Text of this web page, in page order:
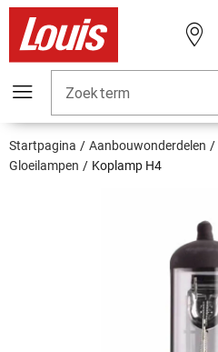
Zoekterm
Startpagina Aanbouwonderdelen
Gloeilampen
Koplamp H4